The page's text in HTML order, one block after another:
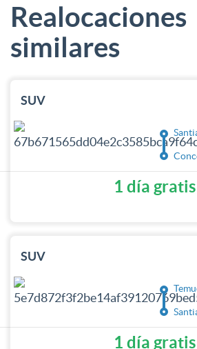
Realocaciones
similares
SUV
1 día gratis
SUV
1 día gratis